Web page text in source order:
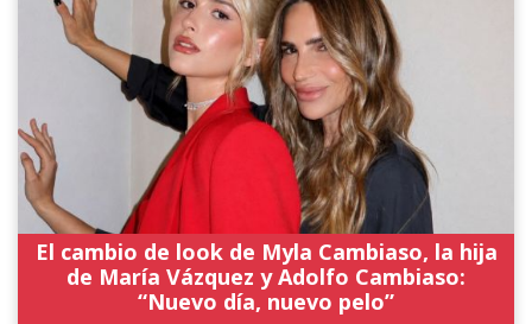
El cambio de look de Myla Cambiaso, la hija
de María Vázquez y Adolfo Cambiaso:
“Nuevo día, nuevo pelo”